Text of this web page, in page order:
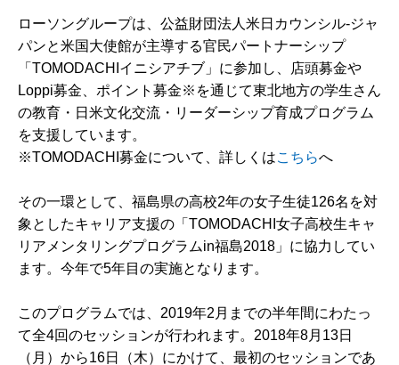
ローソングループは、公益財団法人米日カウンシル-ジャ
パンと米国大使館が主導する官民パートナーシップ
「TOMODACHIイニシアチブ」に参加し、店頭募金や
Loppi募金、ポイント募金※を通じて東北地方の学生さん
の教育・日米文化交流・リーダーシップ育成プログラム
を支援しています。
※TOMODACHI募金について、詳しくはこちらへ
その一環として、福島県の高校2年の女子生徒126名を対
象としたキャリア支援の「TOMODACHI女子高校生キャ
リアメンタリングプログラムin福島2018」に協力してい
ます。今年で5年目の実施となります。
このプログラムでは、2019年2月までの半年間にわたっ
て全4回のセッションが行われます。2018年8月13日
（月）から16日（木）にかけて、最初のセッションであ